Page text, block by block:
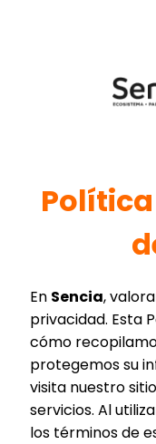
En Sencia,
privacidad. Esta
cómo
protegemos su
visita nuestro
servicios. Al
los términos de